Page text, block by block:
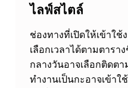
ไลฟ์สไตล์
ช่องทางที่เปิดให้เข้าใ
เลือกเวลาได้ตามตารา
กลางวันอาจเลือกติดต
ทำงานเป็นกะอาจเข้าใ